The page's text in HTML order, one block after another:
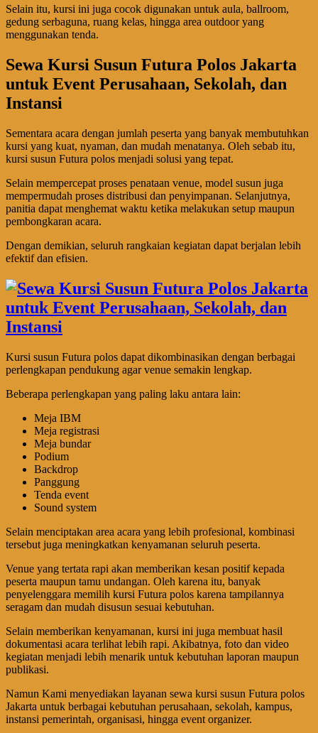
Selain itu, kursi ini juga cocok digunakan untuk aula, ballroom,
gedung serbaguna, ruang kelas, hingga area outdoor yang
menggunakan tenda.
Sewa Kursi Susun Futura Polos Jakarta
untuk Event Perusahaan, Sekolah, dan
Instansi
Sementara acara dengan jumlah peserta yang banyak membutuhkan
kursi yang kuat, nyaman, dan mudah menatanya. Oleh sebab itu,
kursi susun Futura polos menjadi solusi yang tepat.
Selain mempercepat proses penataan venue, model susun juga
mempermudah proses distribusi dan penyimpanan. Selanjutnya,
panitia dapat menghemat waktu ketika melakukan setup maupun
pembongkaran acara.
Dengan demikian, seluruh rangkaian kegiatan dapat berjalan lebih
efektif dan efisien.
Kursi susun Futura polos dapat dikombinasikan dengan berbagai
perlengkapan pendukung agar venue semakin lengkap.
Beberapa perlengkapan yang paling laku antara lain:
Meja IBM
Meja registrasi
Meja bundar
Podium
Backdrop
Panggung
Tenda event
Sound system
Selain menciptakan area acara yang lebih profesional, kombinasi
tersebut juga meningkatkan kenyamanan seluruh peserta.
Venue yang tertata rapi akan memberikan kesan positif kepada
peserta maupun tamu undangan. Oleh karena itu, banyak
penyelenggara memilih kursi Futura polos karena tampilannya
seragam dan mudah disusun sesuai kebutuhan.
Selain memberikan kenyamanan, kursi ini juga membuat hasil
dokumentasi acara terlihat lebih rapi. Akibatnya, foto dan video
kegiatan menjadi lebih menarik untuk kebutuhan laporan maupun
publikasi.
Namun Kami menyediakan layanan sewa kursi susun Futura polos
Jakarta untuk berbagai kebutuhan perusahaan, sekolah, kampus,
instansi pemerintah, organisasi, hingga event organizer.